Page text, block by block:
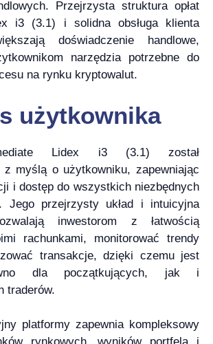
Przejrzysta struktura opłat
i3 (3.1) i solidna obsługa klienta
doświadczenie handlowe,
narzędzia potrzebne do
na rynku kryptowalut.
użytkownika
Lidex i3 (3.1) został
z myślą o użytkowniku, zapewniając
i dostęp do wszystkich niezbędnych
Jego przejrzysty układ i intuicyjna
inwestorom z łatwością
rachunkami, monitorować trendy
transakcje, dzięki czemu jest
dla początkujących, jak i
traderów.
platformy zapewnia kompleksowy